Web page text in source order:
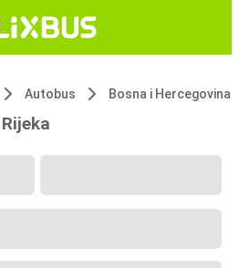
Autobus Bosna i Hercegovina